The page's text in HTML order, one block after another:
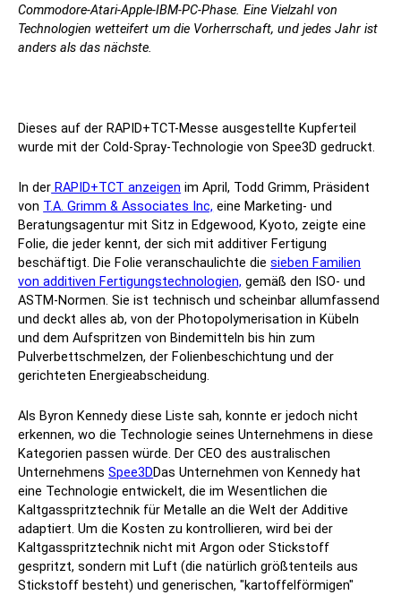
X Facebook LinkedIn YouTube
Commodore-Atari-Apple-IBM-PC-Phase. Eine Vielzahl von
Technologien wetteifert um die Vorherrschaft, und jedes Jahr ist
anders als das nächste.
Dieses auf der RAPID+TCT-Messe ausgestellte Kupferteil
wurde mit der Cold-Spray-Technologie von Spee3D gedruckt.
In der RAPID+TCT anzeigen im April, Todd Grimm, Präsident
von T.A. Grimm & Associates Inc, eine Marketing- und
Beratungsagentur mit Sitz in Edgewood, Kyoto, zeigte eine
Folie, die jeder kennt, der sich mit additiver Fertigung
beschäftigt. Die Folie veranschaulichte diesieben Familien
von additiven Fertigungstechnologien, gemäß den ISO- und
ASTM-Normen. Sie ist technisch und scheinbar allumfassend
und deckt alles ab, von der Photopolymerisation in Kübeln
und dem Aufspritzen von Bindemitteln bis hin zum
Pulverbettschmelzen, der Folienbeschichtung und der
gerichteten Energieabscheidung.
Als Byron Kennedy diese Liste sah, konnte er jedoch nicht
erkennen, wo die Technologie seines Unternehmens in diese
Kategorien passen würde. Der CEO des australischen
UnternehmensSpee3DDas Unternehmen von Kennedy hat
eine Technologie entwickelt, die im Wesentlichen die
Kaltgasspritztechnik für Metalle an die Welt der Additive
adaptiert. Um die Kosten zu kontrollieren, wird bei der
Kaltgasspritztechnik nicht mit Argon oder Stickstoff
gespritzt, sondern mit Luft (die natürlich größtenteils aus
Stickstoff besteht) und generischen, "kartoffelförmigen"